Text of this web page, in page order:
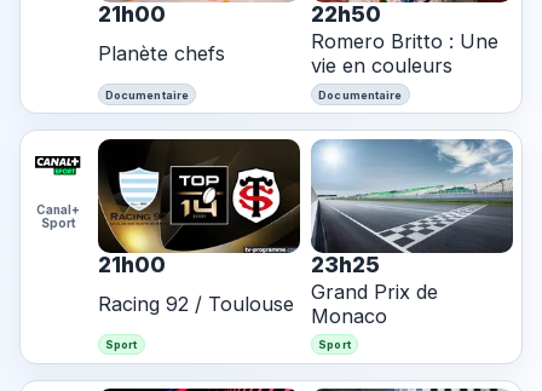
21h00
Planète chefs
Documentaire
22h50
Romero Britto : Une
vie en couleurs
Documentaire
Canal+
Sport
21h00
Racing 92 / Toulouse
Sport
23h25
Grand Prix de
Monaco
Sport